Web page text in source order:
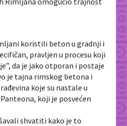
koristili beton u gradnji i
pravljen u procesu koji
da je jako otporan i postaje
je tajna rimskog betona i
koje su nastale u
koji je posvećen
shvatiti kako je to